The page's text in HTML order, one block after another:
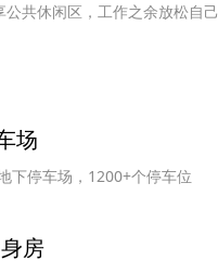
公共休闲区，工作之余放松自己
场
下停车场，1200+个停车位
房